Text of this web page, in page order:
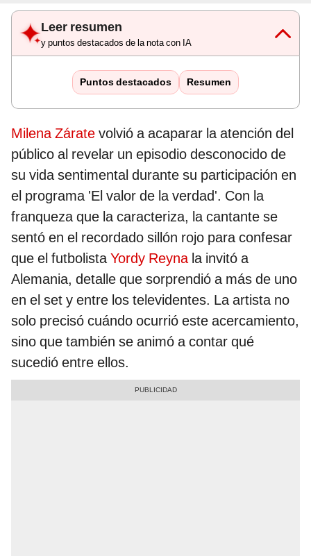
Leer resumen
y puntos destacados de la nota con IA
Puntos destacados Resumen
Milena Zárate volvió a acaparar la atención del
público al revelar un episodio desconocido de
su vida sentimental durante su participación en
el programa 'El valor de la verdad'. Con la
franqueza que la caracteriza, la cantante se
sentó en el recordado sillón rojo para confesar
que el futbolistaYordy Reyna la invitó a
Alemania, detalle que sorprendió a más de uno
en el set y entre los televidentes. La artista no
solo precisó cuándo ocurrió este acercamiento,
sino que también se animó a contar qué
sucedió entre ellos.